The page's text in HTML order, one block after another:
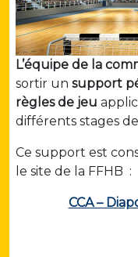
L’équipe de la
sortir un support
règles de jeu
différents stages
Ce support est
le site de la FFHB :
CCA –